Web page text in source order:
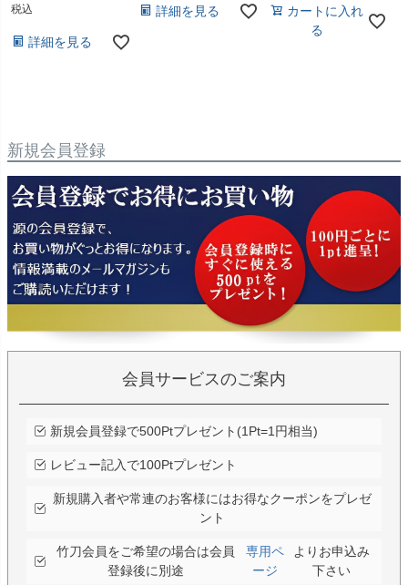
税込
詳細を見る
詳細を見る
カートに入れ
る
新規会員登録
会員サービスのご案内
新規会員登録で500Ptプレゼント(1Pt=1円相当)
レビュー記入で100Ptプレゼント
新規購入者や常連のお客様にはお得なクーポンをプレゼ
ント
竹刀会員をご希望の場合は会員
登録後に別途
専用ペ
ージ
よりお申込み
下さい